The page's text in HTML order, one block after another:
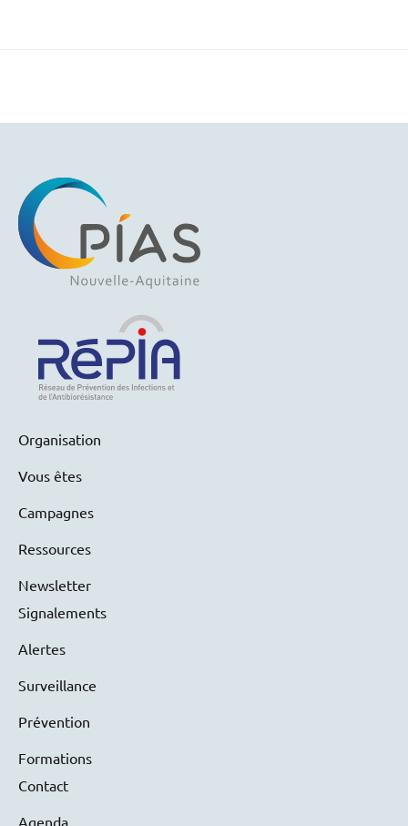
Organisation
Vous êtes
Campagnes
Ressources
Newsletter
Signalements
Alertes
Surveillance
Prévention
Formations
Contact